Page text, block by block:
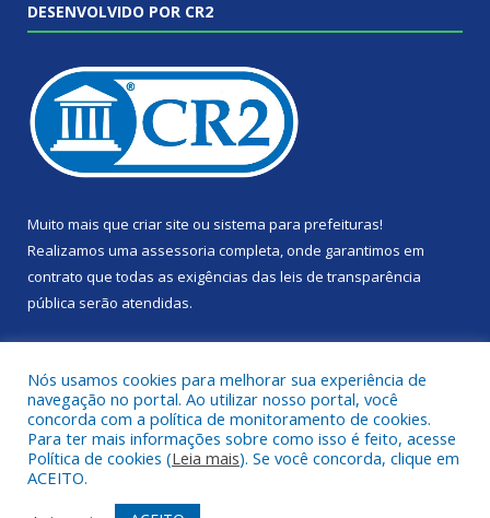
DESENVOLVIDO POR CR2
Muito mais que criar site ou sistema para prefeituras!
Realizamos uma assessoria completa, onde garantimos em
contrato que todas as exigências das leis de transparência
pública serão atendidas.
Todos os direitos reservados a Câmara Municipal de Portel.
Nós usamos cookies para melhorar sua experiência de
navegação no portal. Ao utilizar nosso portal, você
concorda com a política de monitoramento de cookies.
Para ter mais informações sobre como isso é feito, acesse
Política de cookies (Leia mais). Se você concorda, clique em
ACEITO.